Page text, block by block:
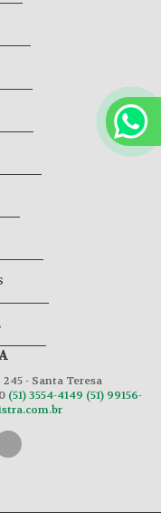
- Santa Teresa
(51) 3554-4149 (51) 99156-